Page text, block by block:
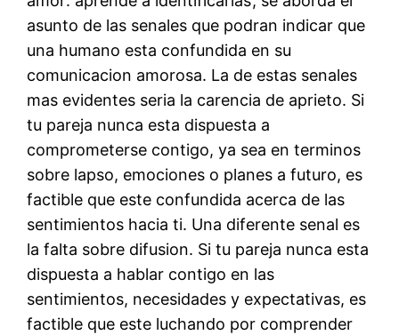
asunto de las senales que podran indicar que
una humano esta confundida en su
comunicacion amorosa. La de estas senales
mas evidentes seri­a la carencia de aprieto. Si
tu pareja nunca esta dispuesta a
comprometerse contigo, ya sea en terminos
sobre lapso, emociones o planes a futuro, es
factible que este confundida acerca de las
sentimientos hacia ti. Una diferente senal es
la falta sobre difusion. Si tu pareja nunca esta
dispuesta a hablar contigo en las
sentimientos, necesidades y expectativas, es
factible que este luchando por comprender